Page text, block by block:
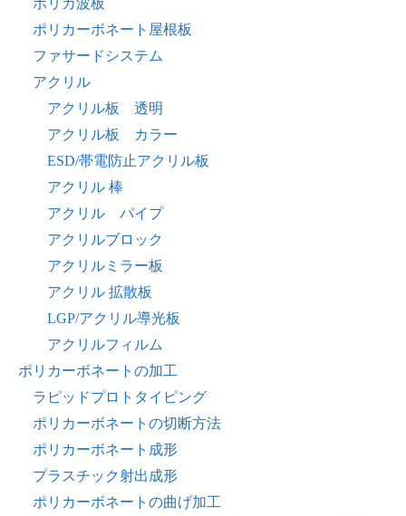
ポリカ波板
ポリカーボネート屋根板
ファサードシステム
アクリル
アクリル板 透明
アクリル板 カラー
ESD/帯電防止アクリル板
アクリル 棒
アクリル パイプ
アクリルブロック
アクリルミラー板
アクリル 拡散板
LGP/アクリル導光板
アクリルフィルム
ポリカーボネートの加工
ラピッドプロトタイピング
ポリカーボネートの切断方法
ポリカーボネート成形
プラスチック射出成形
ポリカーボネートの曲げ加工